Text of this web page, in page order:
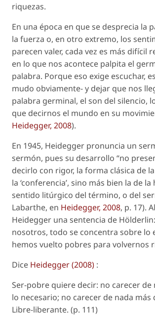
riquezas.
En una época en que se desprecia la
la fuerza o, en otro extremo, los
parecen valer, cada vez es más difícil
en lo que nos acontece palpita el
palabra. Porque eso exige escuchar,
mudo obviamente- y dejar que nos
palabra germinal, el son del silencio,
que decirnos el mundo en su
Heidegger, 2008).
En 1945, Heidegger pronuncia un
sermón, pues su desarrollo “no
decirlo con rigor, la forma clásica de la
la ‘conferencia’, sino más bien la de
sentido litúrgico del término, o del
Labarthe, en Heidegger, 2008, p. 17).
Heidegger una sentencia de
nosotros, todo se concentra sobre lo
hemos vuelto pobres para volvernos
Dice Heidegger (2008) :
Ser-pobre quiere decir: no carecer de
lo necesario; no carecer de nada más
Libre-liberante. (p. 111)